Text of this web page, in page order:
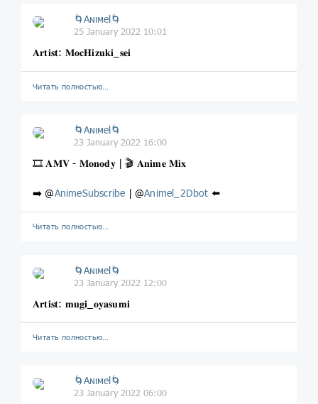
🌀Aɴιмel🌀
25 January 2022 10:01
𝐀𝐫𝐭𝐢𝐬𝐭: 𝐌𝐨𝐜𝐇𝐢𝐳𝐮𝐤𝐢_𝐬𝐞𝐢
Читать полностью…
🌀Aɴιмel🌀
23 January 2022 16:00
🎞 𝐀𝐌𝐕 - 𝐌𝐨𝐧𝐨𝐝𝐲 | 🎬 𝐀𝐧𝐢𝐦𝐞 𝐌𝐢𝐱
➡️ @AnimeSubscribe | @Animel_2Dbot ⬅️
Читать полностью…
🌀Aɴιмel🌀
23 January 2022 12:00
𝐀𝐫𝐭𝐢𝐬𝐭: 𝐦𝐮𝐠𝐢_𝐨𝐲𝐚𝐬𝐮𝐦𝐢
Читать полностью…
🌀Aɴιмel🌀
23 January 2022 06:00